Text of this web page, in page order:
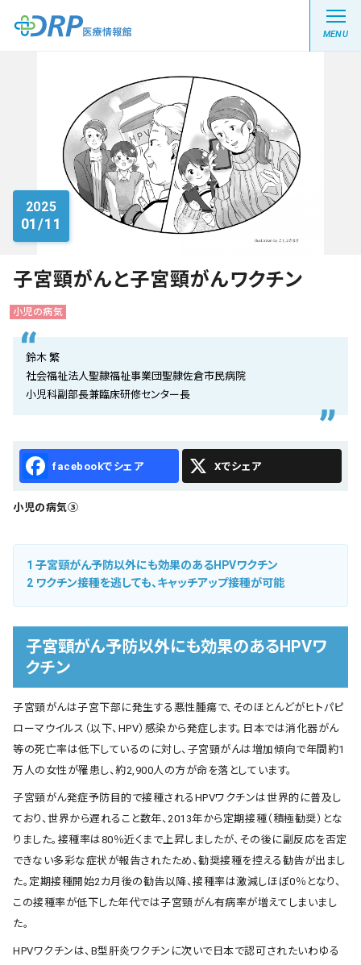
MENU
最新の注目記事
栄養健康レシピ
医療系学生記事
健康川柳
DRP医療情報館とは?
会社概要
2025
01/11
子宮頸がんと子宮頸がんワクチン
小児の病気
鈴木 繁
社会福祉法人聖隷福祉事業団聖隷佐倉市民病院
小児科副部長兼臨床研修センター長
Facebook X
小児の病気③
1 子宮頸がん予防以外にも効果のあるHPVワクチン
2 ワクチン接種を逃しても、キャッチアップ接種が可能
子宮頸がん予防以外にも効果のあるHPVワ
クチン
子宮頸がんは子宮下部に発生する悪性腫瘍で、そのほとんどがヒトパピ
ローマウイルス（以下、HPV）感染から発症します。日本では消化器がん
等の死亡率は低下しているのに対し、子宮頸がんは増加傾向で年間約1
万人の女性が罹患し、約2,900人の方が命を落としています。
子宮頸がん発症予防目的で接種されるHPVワクチンは世界的に普及し
ており、世界から遅れること数年、2013年から定期接種（積極勧奨）とな
りました。接種率は80％近くまで上昇しましたが、その後に副反応を否定
できない多彩な症状が報告されたため、勧奨接種を控える勧告が出まし
た。定期接種開始2カ月後の勧告以降、接種率は激減しほぼ0％となり、
この接種率が低下した年代では子宮頸がん有病率が増えてしまいまし
た。
HPVワクチンは、B型肝炎ワクチンに次いで日本で認可されたいわゆる